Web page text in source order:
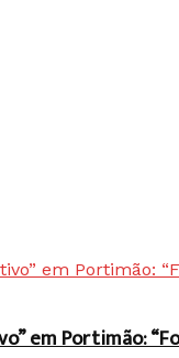
em Portimão: